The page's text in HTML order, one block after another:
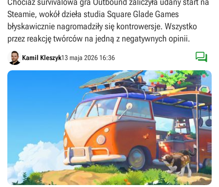
Steamie, wokół dzieła studia Square Glade Games
błyskawicznie nagromadziły się kontrowersje. Wszystko
przez reakcję twórców na jedną z negatywnych opinii.
Kamil Kleszyk13 maja 2026 16:36 